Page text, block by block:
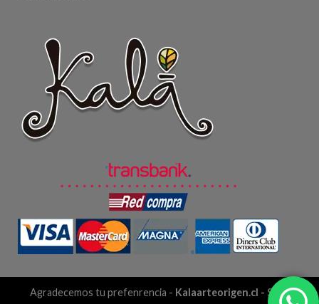
Agradecemos tu prefenrencia - Kalaarteorigen.cl - Sitio